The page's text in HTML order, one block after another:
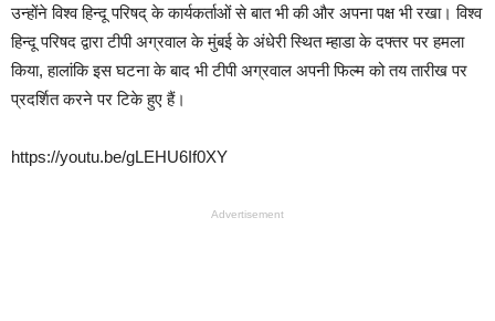
उन्होंने विश्व हिन्दू परिषद् के कार्यकर्ताओं से बात भी की और अपना पक्ष भी रखा। विश्व
हिन्दू परि‍षद द्वारा टीपी अग्रवाल के मुंबई के अंधेरी स्थ‍ित म्हाडा के दफ्तर पर हमला
किया, हालांकि इस घटना के बाद भी टीपी अग्रवाल अपनी फिल्म को तय तारीख पर
प्रदर्शित करने पर टिके हुए हैं।
https://youtu.be/gLEHU6If0XY
Advertisement